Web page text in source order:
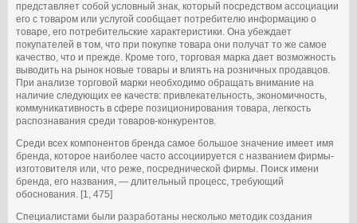
представляет собой условный знак, который посредством ассоциации
его с товаром или услугой сообщает потребителю информацию о
товаре, его потребительские характеристики. Она убеждает
покупателей в том, что при покупке товара они получат то же самое
качество, что и прежде. Кроме того, торговая марка дает возможность
выводить на рынок новые товары и влиять на розничных продавцов.
При анализе торговой марки необходимо обращать внимание на
наличие следующих ее качеств: привлекательность, экономичность,
коммуникативность в сфере позиционирования товара, легкость
распознавания среди товаров-конкурентов.
Среди всех компонентов бренда самое большое значение имеет имя
бренда, которое наиболее часто ассоциируется с названием фирмы-
изготовителя или, что реже, посреднической фирмы. Поиск имени
бренда, его названия, — длительный процесс, требующий
обоснования. [1, 475]
Специалистами были разработаны несколько методик создания